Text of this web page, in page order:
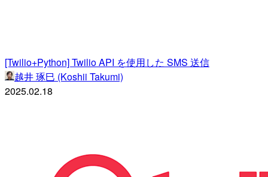
[Twilio+Python] Twilio API を使用した SMS 送信
越井 琢巳 (Koshii Takumi)
2025.02.18